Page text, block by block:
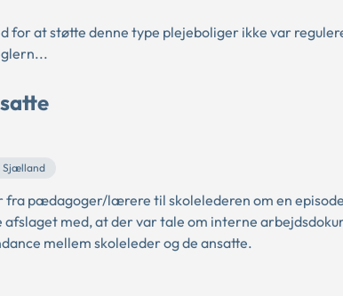
at støtte denne type plejeboliger ikke var
Sjælland
pædagoger/lærere til skolelederen om en
med, at der var tale om interne
mellem skoleleder og de ansatte.